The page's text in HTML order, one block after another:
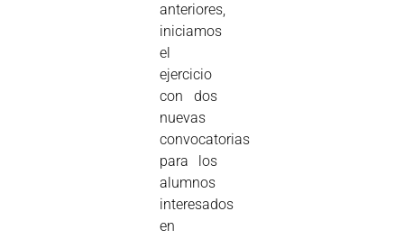
anteriores,
iniciamos
el
ejercicio
con dos
nuevas
convocatorias
para los
alumnos
interesados
en